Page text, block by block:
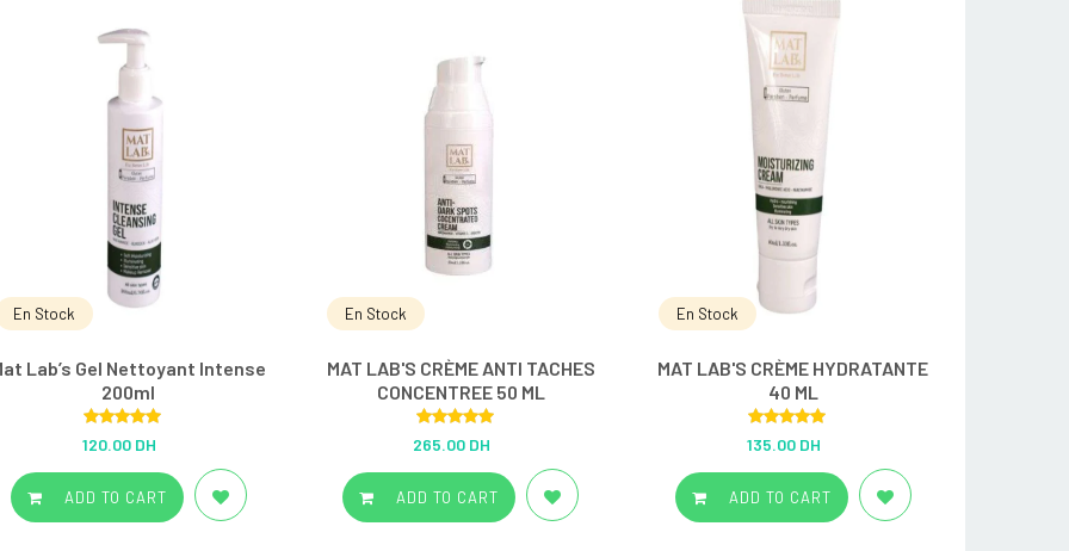
En Stock
Lab’s Gel Nettoyant Intense
200ml
Rated 5.00
out of 5
120.00 DH
ADD TO CART
En Stock
MAT LAB'S CRÈME ANTI TACHES
CONCENTREE 50 ML
Rated 5.00
out of 5
265.00 DH
ADD TO CART
En Stock
MAT LAB'S CRÈME HYDRATANTE
40 ML
Rated 5.00
out of 5
135.00 DH
ADD TO CART